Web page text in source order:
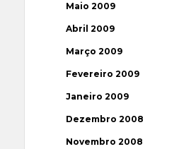
Maio 2009
Abril 2009
Março 2009
Fevereiro 2009
Janeiro 2009
Dezembro 2008
Novembro 2008